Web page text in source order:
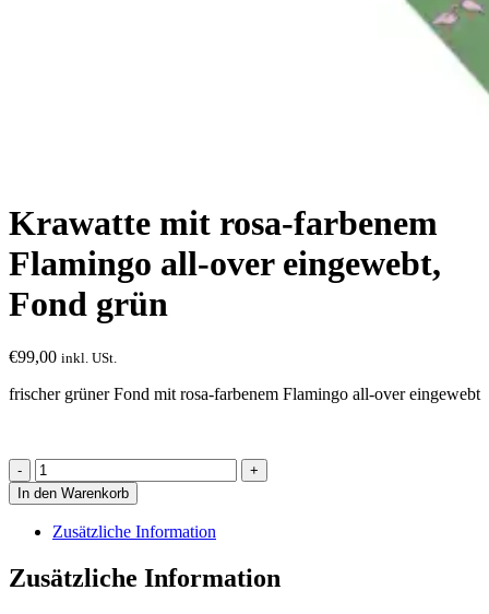
Krawatte mit rosa-farbenem
Flamingo all-over eingewebt,
Fond grün
€99,00 inkl. USt.
frischer grüner Fond mit rosa-farbenem Flamingo all-over eingewebt
Krawatte
mit
rosa-
farbenem
Flamingo
all-
over
In den Warenkorb
Zusätzliche Information
Zusätzliche Information